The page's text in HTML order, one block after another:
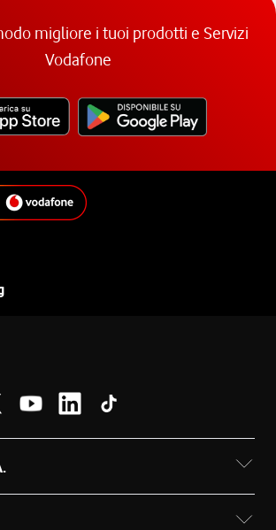
migliore i tuoi prodotti e Servizi
Vodafone